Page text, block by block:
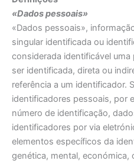
«Dados pessoais»
«Dados pessoais»,
singular identificada ou
considerada identificável
ser identificada, direta ou
referência a um identificador.
identificadores pessoais, por
número de identificação,
identificadores por via
elementos específicos da
genética, mental, económica,